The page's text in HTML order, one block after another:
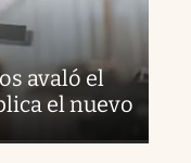
avaló el
el nuevo